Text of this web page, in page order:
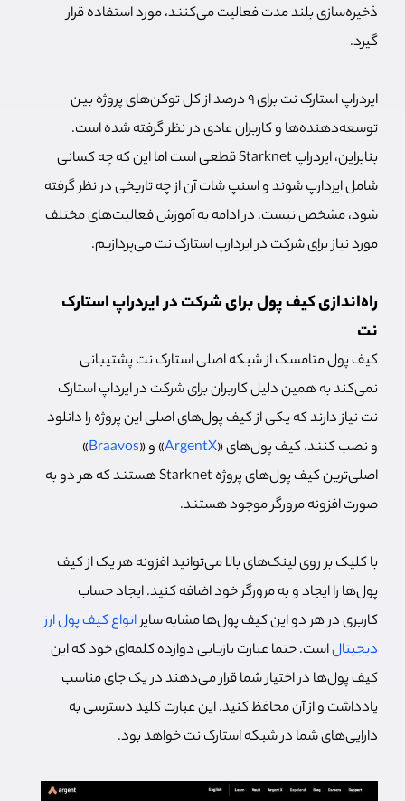
ذخیره‌سازی بلند مدت فعالیت می‌کنند، مورد استفاده قرار
گیرد.
ایردراپ استارک نت برای 9 درصد از کل توکن‌های پروژه بین
توسعه‌دهنده‌ها و کاربران عادی در نظر گرفته شده است.
بنابراین، ایردراپ Starknet قطعی است اما این که چه کسانی
شامل ایردارپ شوند و اسنپ شات آن از چه تاریخی در نظر گرفته
شود، مشخص نیست. در ادامه به آموزش فعالیت‌های مختلف
مورد نیاز برای شرکت در ایردارپ استارک نت می‌پردازیم.
راه‌اندازی کیف پول برای شرکت در ایردراپ استارک
نت
کیف پول متامسک از شبکه اصلی استارک نت پشتیبانی
نمی‌کند به همین دلیل کاربران برای شرکت در ایرداپ استارک
نت نیاز دارند که یکی از کیف پول‌های اصلی این پروژه را دانلود
و نصب کنند. کیف پول‌های «ArgentX» و «Braavos
»
اصلی‌ترین کیف پول‌های پروژه Starknet هستند که هر دو به
صورت افزونه مرورگر موجود هستند.
با کلیک بر روی لینک‌های بالا می‌توانید افزونه هر یک از کیف
پول‌ها را ایجاد و به مرورگر خود اضافه کنید. ایجاد حساب
کاربری در هر دو این کیف پول‌ها مشابه سایرانواع کیف پول ارز
دیجیتالاست. حتما عبارت بازیابی دوازده کلمه‌ای خود که این
کیف پول‌ها در اختیار شما قرار می‌دهند در یک جای مناسب
یادداشت و از آن محافظ کنید. این عبارت کلید دسترسی به
دارایی‌های شما در شبکه استارک نت خواهد بود.